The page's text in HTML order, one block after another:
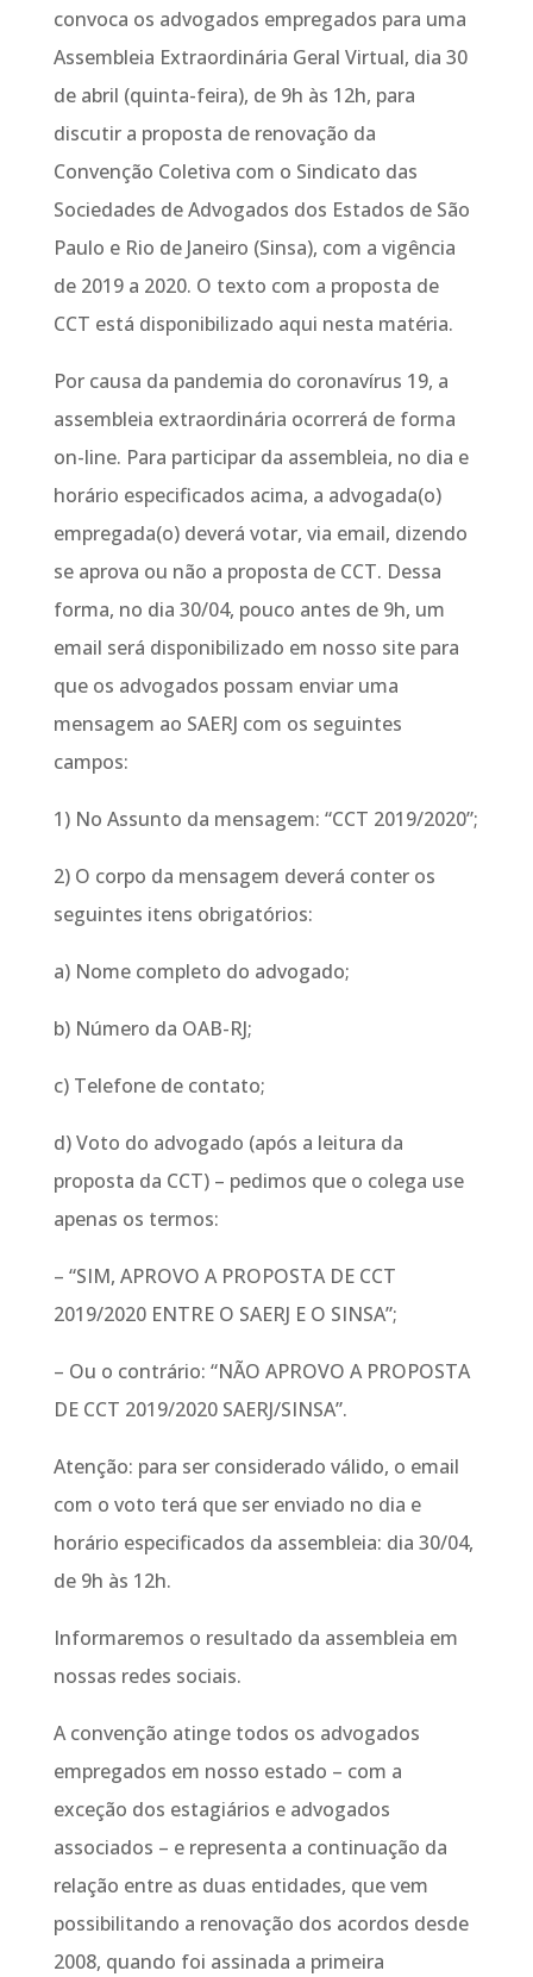
convoca os advogados empregados para uma
Assembleia Extraordinária Geral Virtual, dia 30
de abril (quinta-feira), de 9h às 12h, para
discutir a proposta de renovação da
Convenção Coletiva com o Sindicato das
Sociedades de Advogados dos Estados de São
Paulo e Rio de Janeiro (Sinsa), com a vigência
de 2019 a 2020. O texto com a proposta de
CCT está disponibilizado aqui nesta matéria.
Por causa da pandemia do coronavírus 19, a
assembleia extraordinária ocorrerá de forma
on-line. Para participar da assembleia, no dia e
horário especificados acima, a advogada(o)
empregada(o) deverá votar, via email, dizendo
se aprova ou não a proposta de CCT. Dessa
forma, no dia 30/04, pouco antes de 9h, um
email será disponibilizado em nosso site para
que os advogados possam enviar uma
mensagem ao SAERJ com os seguintes
campos:
1) No Assunto da mensagem: “CCT 2019/2020”;
2) O corpo da mensagem deverá conter os
seguintes itens obrigatórios:
a) Nome completo do advogado;
b) Número da OAB-RJ;
c) Telefone de contato;
d) Voto do advogado (após a leitura da
proposta da CCT) – pedimos que o colega use
apenas os termos:
– “SIM, APROVO A PROPOSTA DE CCT
2019/2020 ENTRE O SAERJ E O SINSA”;
– Ou o contrário: “NÃO APROVO A PROPOSTA
DE CCT 2019/2020 SAERJ/SINSA”.
Atenção: para ser considerado válido, o email
com o voto terá que ser enviado no dia e
horário especificados da assembleia: dia 30/04,
de 9h às 12h.
Informaremos o resultado da assembleia em
nossas redes sociais.
A convenção atinge todos os advogados
empregados em nosso estado – com a
exceção dos estagiários e advogados
associados – e representa a continuação da
relação entre as duas entidades, que vem
possibilitando a renovação dos acordos desde
2008, quando foi assinada a primeira